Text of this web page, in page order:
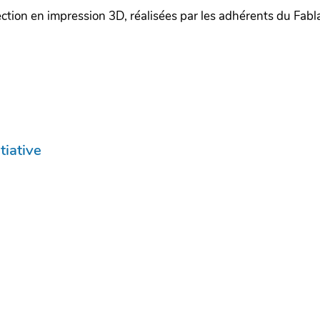
en impression 3D, réalisées par les adhérents du